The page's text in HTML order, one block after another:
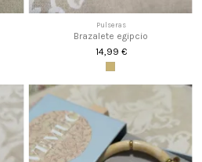
Pulseras
Brazalete egipcio
14,99 €